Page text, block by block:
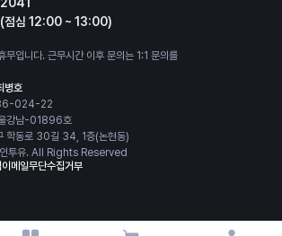
심 12:00 ~ 13:00)
무입니다. 근무시간 이후 문의는 1:1 문의를
병호
86-024-22
강남-01896호
학동로 30길 34, 1층(논현동)
투유. All Rights Reserved
이메일무단수집거부